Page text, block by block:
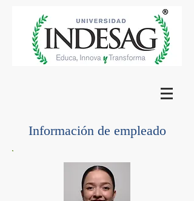
Información de empleado